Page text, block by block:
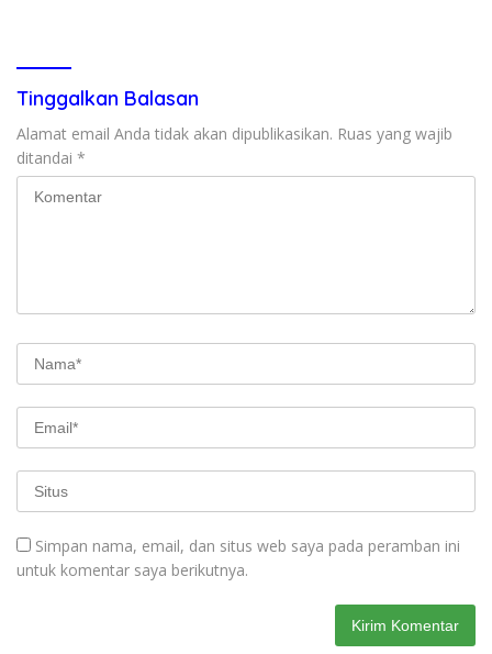
Tinggalkan Balasan
Alamat email Anda tidak akan dipublikasikan. Ruas yang wajib
ditandai *
Simpan nama, email, dan situs web saya pada peramban ini
untuk komentar saya berikutnya.